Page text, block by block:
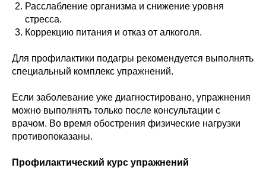
Расслабление организма и снижение уровня
стресса.
Коррекцию питания и отказ от алкоголя.
Для профилактики подагры рекомендуется выполнять
специальный комплекс упражнений.
Если заболевание уже диагностировано, упражнения
можно выполнять только после консультации с
врачом. Во время обострения физические нагрузки
противопоказаны.
Профилактический курс упражнений